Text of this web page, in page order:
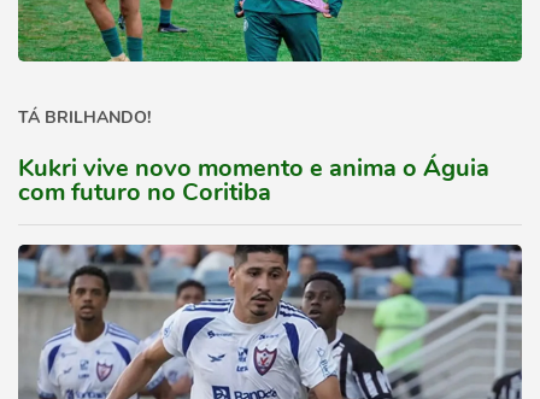
TÁ BRILHANDO!
Kukri vive novo momento e anima o Águia
com futuro no Coritiba